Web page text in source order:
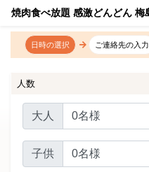
焼肉食べ放題 感激どんどん 梅
日時の選択 ご連絡先の入力
人数
大人
子供